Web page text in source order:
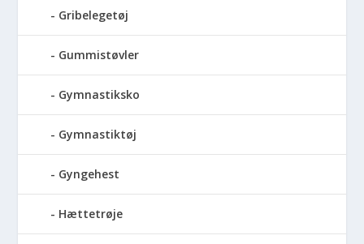
Gribelegetøj
Gummistøvler
Gymnastiksko
Gymnastiktøj
Gyngehest
Hættetrøje